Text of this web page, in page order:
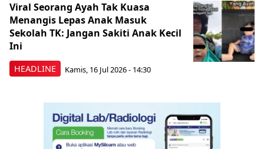
HEADLINE
Viral Seorang Ayah Tak Kuasa
Menangis Lepas Anak Masuk
Sekolah TK: Jangan Sakiti Anak Kecil
Ini
Kamis, 16 Jul 2026 - 14:30